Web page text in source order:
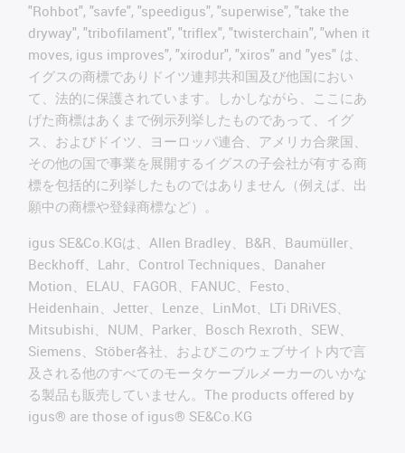
"Rohbot", "savfe", "speedigus", "superwise", "take the
dryway", "tribofilament", "triflex", "twisterchain", "when it
moves, igus improves", "xirodur", "xiros" and "yes" は、
イグスの商標でありドイツ連邦共和国及び他国におい
て、法的に保護されています。しかしながら、ここにあ
げた商標はあくまで例示列挙したものであって、イグ
ス、およびドイツ、ヨーロッパ連合、アメリカ合衆国、
その他の国で事業を展開するイグスの子会社が有する商
標を包括的に列挙したものではありません（例えば、出
願中の商標や登録商標など）。
igus SE&Co.KGは、Allen Bradley、B&R、Baumüller、
Beckhoff、Lahr、Control Techniques、Danaher
Motion、ELAU、FAGOR、FANUC、Festo、
Heidenhain、Jetter、Lenze、LinMot、LTi DRiVES、
Mitsubishi、NUM、Parker、Bosch Rexroth、SEW、
Siemens、Stöber各社、およびこのウェブサイト内で言
及される他のすべてのモータケーブルメーカーのいかな
る製品も販売していません。The products offered by
igus® are those of igus® SE&Co.KG